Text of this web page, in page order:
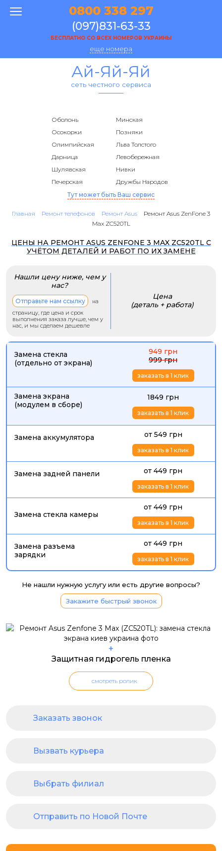
0800 338 297
(097)831-63-33
БЕСПЛАТНО СО ВСЕХ НОМЕРОВ УКРАИНЫ
еще номера
Ай-Яй-Яй
сеть честного сервиса
Оболонь
Минская
Осокорки
Позняки
Олимпийская
Льва Толстого
Дарница
Левобережная
Шулявская
Нивки
Печерская
Дружбы Народов
Тут может быть Ваш сервис
Главная Ремонт телефонов Ремонт Asus
Ремонт Asus ZenFone 3
Max ZC520TL
ЦЕНЫ НА РЕМОНТ ASUS ZENFONE 3 MAX ZC520TL С
УЧЁТОМ ДЕТАЛЕЙ И РАБОТ ПО ИХ ЗАМЕНЕ
Нашли цену ниже, чем у
нас?
Отправьте нам ссылку
на
страницу, где цена и срок
выполнения заказа лучше, чем у
нас, и мы сделаем дешевле
Цена
(деталь + работа)
Замена стекла
(отдельно от экрана)
949 грн
999 грн
заказать в 1 клик
Замена экрана
(модулем в сборе)
1849 грн
заказать в 1 клик
Замена аккумулятора от 549 грн
заказать в 1 клик
Замена задней панели от 449 грн
заказать в 1 клик
Замена стекла камеры
от 449 грн
заказать в 1 клик
Замена разъема
зарядки
от 449 грн
заказать в 1 клик
Не нашли нужную услугу или есть другие вопросы?
Закажите быстрый звонок
+
Защитная гидрогель пленка
смотреть ролик
Заказать звонок
Вызвать курьера
Выбрать филиал
Отправить по Новой Почте